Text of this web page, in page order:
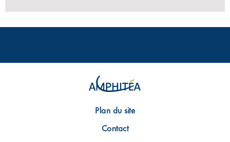
Plan du site
Contact